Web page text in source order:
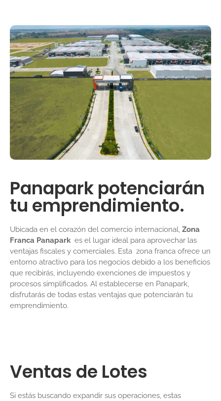
Panapark potenciarán
tu emprendimiento.
Ubicada en el corazón del comercio internacional, Zona
Franca Panapark es el lugar ideal para aprovechar las
ventajas fiscales y comerciales. Esta zona franca ofrece un
entorno atractivo para los negocios debido a los beneficios
que recibirás, incluyendo exenciones de impuestos y
procesos simplificados. Al establecerse en Panapark,
disfrutarás de todas estas ventajas que potenciarán tu
emprendimiento.
Ventas de Lotes
Si estás buscando expandir sus operaciones, estas